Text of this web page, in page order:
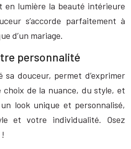
en lumière la beauté intérieure
s’accorde parfaitement à
d’un mariage.
personnalité
sa douceur, permet d’exprimer
de la nuance, du style, et
look unique et personnalisé,
et votre individualité. Osez